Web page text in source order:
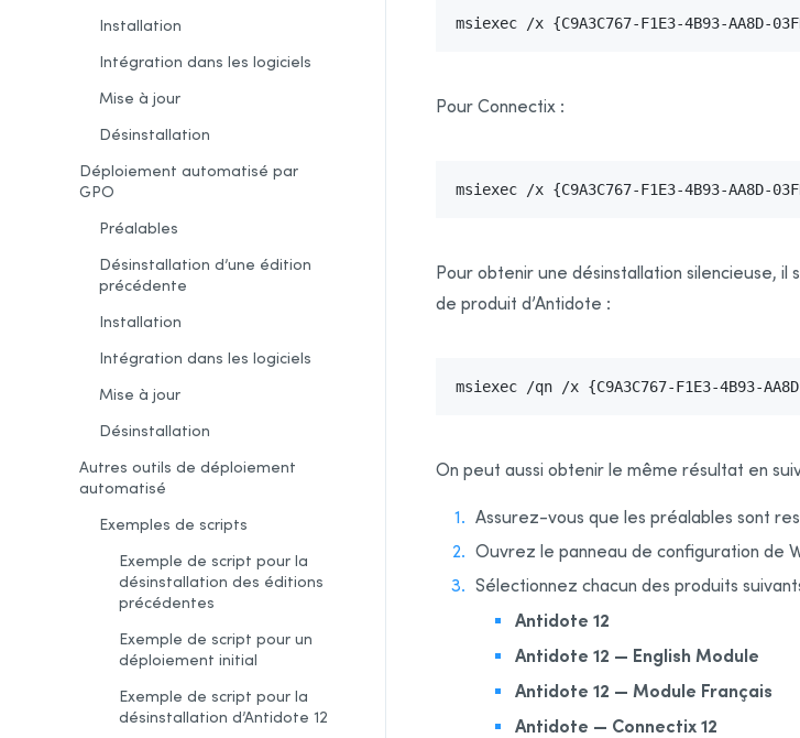
Installation
Intégration dans les logiciels
Mise à jour
Désinstallation
Déploiement automatisé par
GPO
Préalables
Désinstallation d’une édition
précédente
Installation
Intégration dans les logiciels
Mise à jour
Désinstallation
Autres outils de déploiement
automatisé
Exemples de scripts
Exemple de script pour la
désinstallation des éditions
précédentes
Exemple de script pour un
déploiement initial
Exemple de script pour la
désinstallation d’Antidote 12
msiexec /x {C9A3C767-F1E3-4B93-AA8D-
Pour Connectix :
msiexec /x {C9A3C767-F1E3-4B93-AA8D-
Pour obtenir une désinstallation silencieuse,
de produit d’Antidote :
msiexec /qn /x {C9A3C767-F1E3-4B93-AA8D-
On peut aussi obtenir le même résultat en
Assurez-vous que les préalables sont
Ouvrez le panneau de configuration de
Sélectionnez chacun des produits
Antidote 12
Antidote 12 — English Module
Antidote 12 — Module Français
Antidote — Connectix 12